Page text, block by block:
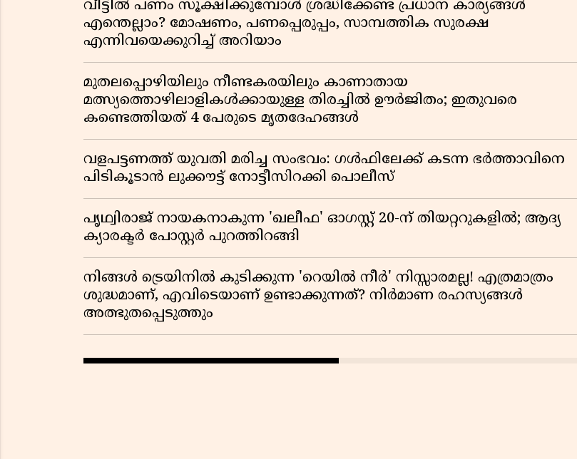
വീട്ടിൽ പണം സൂക്ഷിക്കുമ്പോൾ ശ്രദ്ധിക്കേണ്ട പ്രധാന കാര്യങ്ങൾ
എന്തെല്ലാം? മോഷണം, പണപ്പെരുപ്പം, സാമ്പത്തിക സുരക്ഷ
എന്നിവയെക്കുറിച്ച് അറിയാം
മുതലപ്പൊഴിയിലും നീണ്ടകരയിലും കാണാതായ
മത്സ്യത്തൊഴിലാളികൾക്കായുള്ള തിരച്ചിൽ ഊർജിതം; ഇതുവരെ
കണ്ടെത്തിയത് 4 പേരുടെ മൃതദേഹങ്ങൾ
വളപട്ടണത്ത് യുവതി മരിച്ച സംഭവം: ഗൾഫിലേക്ക് കടന്ന ഭർത്താവിനെ
പിടികൂടാൻ ലുക്കൗട്ട് നോട്ടീസിറക്കി പൊലീസ്
പൃഥ്വിരാജ് നായകനാകുന്ന 'ഖലീഫ' ഓഗസ്റ്റ് 20-ന് തിയറ്ററുകളിൽ; ആദ്യ
ക്യാരക്ടർ പോസ്റ്റർ പുറത്തിറങ്ങി
നിങ്ങൾ ട്രെയിനിൽ കുടിക്കുന്ന 'റെയിൽ നീർ' നിസ്സാരമല്ല! എത്രമാത്രം
ശുദ്ധമാണ്, എവിടെയാണ് ഉണ്ടാക്കുന്നത്? നിർമാണ രഹസ്യങ്ങൾ
അത്ഭുതപ്പെടുത്തും